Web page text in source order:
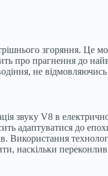
згоряння. Це
про прагнення до
не відмовляючись
звуку V8 в
адаптуватися до
наскільки